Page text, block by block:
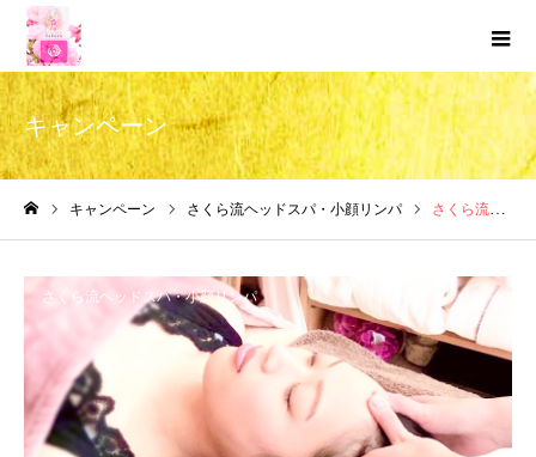
キャンペーン
キャンペーン さくら流ヘッドスパ・小顔リンパ さくら流ヘッドスパ・小顔リンパ
さくら流ヘッドスパ・小顔リンパ